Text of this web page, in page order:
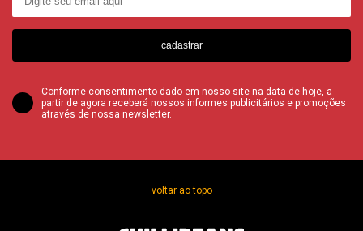
cadastrar
Conforme consentimento dado em nosso site na data de hoje, a
partir de agora receberá nossos informes publicitários e promoções
através de nossa newsletter.
voltar ao topo